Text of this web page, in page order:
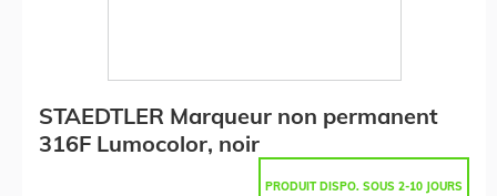
STAEDTLER Marqueur non permanent
316F Lumocolor, noir
PRODUIT DISPO. SOUS 2-10 JOURS